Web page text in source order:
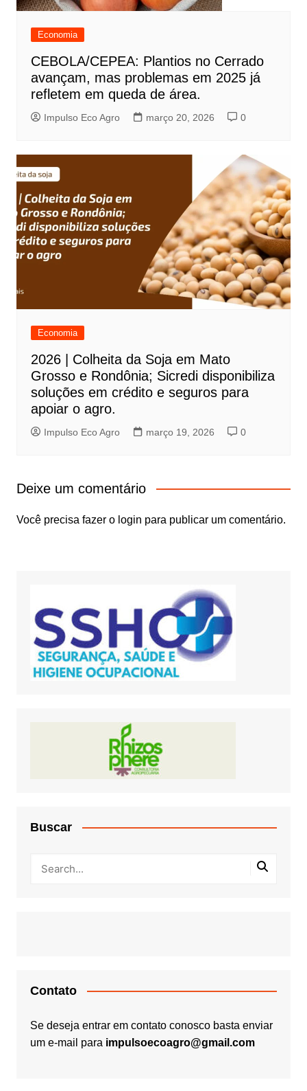
Economia
CEBOLA/CEPEA: Plantios no Cerrado
avançam, mas problemas em 2025 já
refletem em queda de área.
Impulso Eco Agro março 20, 2026 0
Economia
2026 | Colheita da Soja em Mato
Grosso e Rondônia; Sicredi disponibiliza
soluções em crédito e seguros para
apoiar o agro.
Impulso Eco Agro março 19, 2026 0
Deixe um comentário
Você precisa fazer o login para publicar um comentário.
Buscar
Contato
Se deseja entrar em contato conosco basta enviar
um e-mail para impulsoecoagro@gmail.com